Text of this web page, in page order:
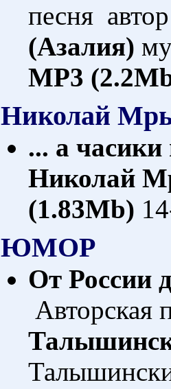
песня
(Азалия)
MP3
Николай
... а
Николай
(1.83Mb)
ЮМОР
От России
Авторская